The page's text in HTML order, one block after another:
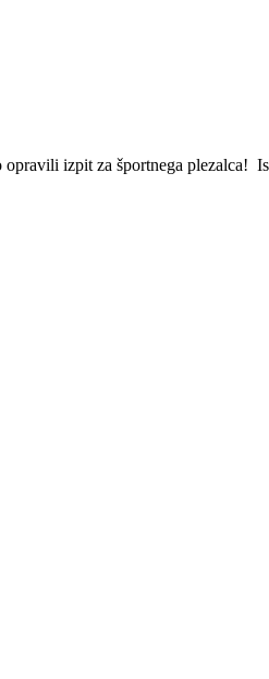
izpit za športnega plezalca!